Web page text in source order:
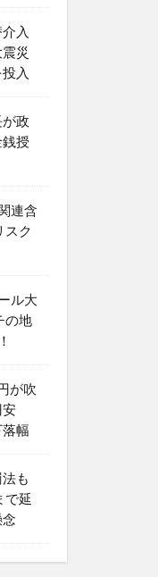
入
災
入
政
授
連含
ク
ル大
の地
が吹
安
幅
も
で延